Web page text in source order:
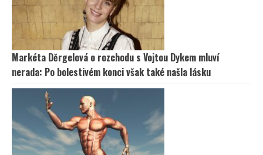
Markéta Děrgelová o rozchodu s Vojtou Dykem mluví
nerada: Po bolestivém konci však také našla lásku